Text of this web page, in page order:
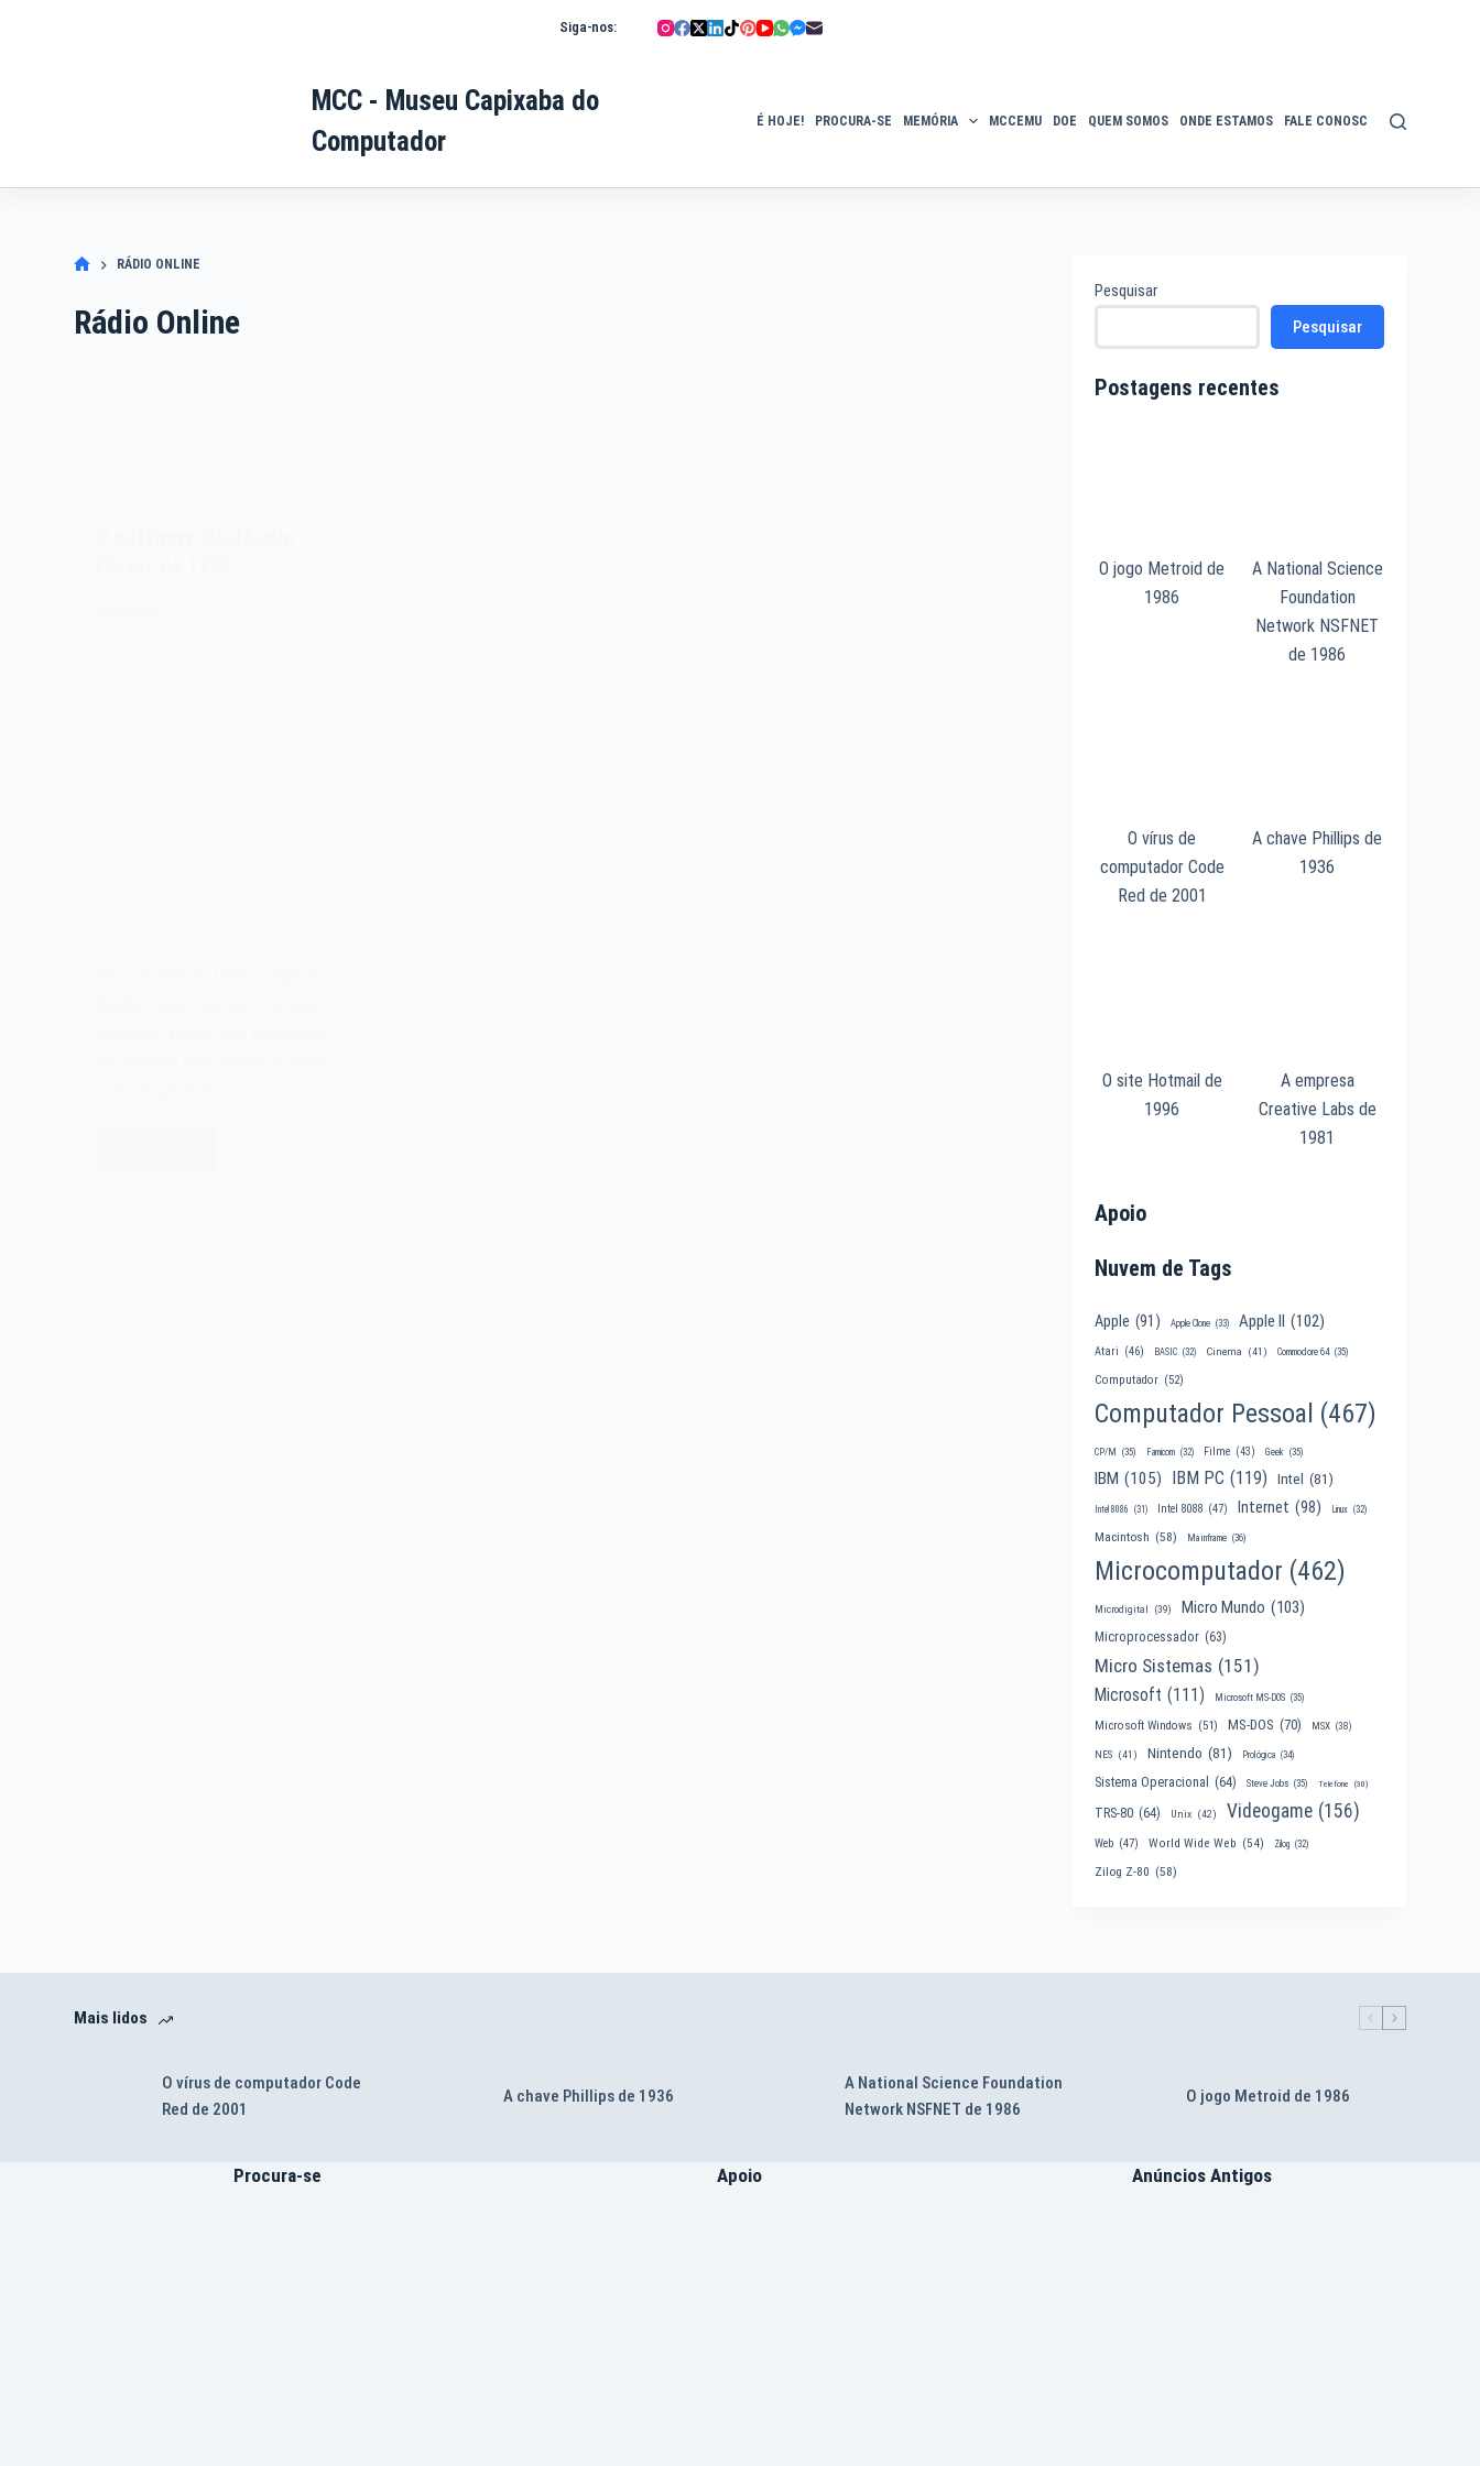
Siga-nos:
MCC - Museu Capixaba do
Computador
É HOJE! PROCURA-SE MEMÓRIA MCCEMU DOE QUEM SOMOS ONDE ESTAMOS FALE CONOSCO POLÍTICA DE
RÁDIO ONLINE
Rádio Online
Pesquisar
Pesquisar
Postagens recentes
O jogo Metroid de
1986
A National Science
Foundation
Network NSFNET
de 1986
O vírus de
computador Code
Red de 2001
A chave Phillips de
1936
O site Hotmail de
1996
A empresa
Creative Labs de
1981
Apoio
Nuvem de Tags
Apple (91) Apple Clone (33) Apple II (102)
Atari (46) BASIC (32) Cinema (41) Commodore 64 (35)
Computador (52)
Computador Pessoal (467)
CP/M (35) Famicom (32) Filme (43) Geek (35)
IBM (105) IBM PC (119) Intel (81)
Intel 8086 (31) Intel 8088 (47) Internet (98) Linux (32)
Macintosh (58) Mainframe (36)
Microcomputador (462)
Microdigital (39) Micro Mundo (103)
Microprocessador (63)
Micro Sistemas (151)
Microsoft (111) Microsoft MS-DOS (35)
Microsoft Windows (51) MS-DOS (70) MSX (38)
NES (41) Nintendo (81) Prológica (34)
Sistema Operacional (64) Steve Jobs (35) Telefone (30)
TRS-80 (64) Unix (42) Videogame (156)
Web (47) World Wide Web (54) Zilog (32)
Zilog Z-80 (58)
Mais lidos
O vírus de computador Code
Red de 2001
A chave Phillips de 1936
A National Science Foundation
Network NSFNET de 1986
O jogo Metroid de 1986
Procura-se Apoio Anúncios Antigos